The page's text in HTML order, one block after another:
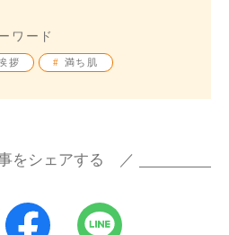
ワード
拶 # 満ち肌
をシェアする ／